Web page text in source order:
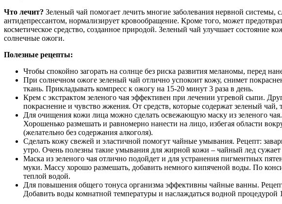
Что лечит? Зеленый чай помогает лечить многие заболевания нервной системы,
антидепрессантом, нормализирует кровообращение. Кроме того, может
косметическое средство, созданное природой. Зеленый чай улучшает
солнечные ожоги.
Полезные рецепты:
Чтобы спокойно загорать на солнце без риска развития меланомы, перед
При солнечном ожоге зеленый чай отлично успокоит кожу, снимет
ткань. Прикладывать компресс к ожогу на 15-20 минут 3 раза в день.
Крем с экстрактом зеленого чая эффективен при лечении угревой сыпи.
покраснение и чувство жжения. От средств, которые содержат зеленый
Для очищения кожи лица можно сделать освежающую маску из зеленого
Хорошенько размешать и равномерно нанести на лицо, избегая области
(желательно без содержания алкоголя).
Сделать кожу свежей и эластичной помогут чайные умывания. Рецепт:
утро. Очень полезны такие умывания для жирной кожи – чайный лед
Маска из зеленого чая отлично подойдет и для устранения пигментных
муки. Массу хорошо размешать, добавить немного кипяченой воды. По
теплой водой.
Для повышения общего тонуса организма эффективны чайные ванны.
Добавить воды комнатной температуры и наслаждаться водной процедурой